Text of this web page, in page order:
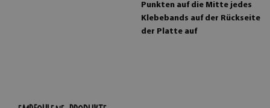
Punkten auf die Mitte jedes
Klebebands auf der Rückseite
der Platte auf